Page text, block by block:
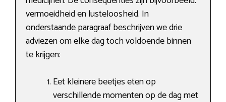
vermoeidheid en lusteloosheid. In
onderstaande paragraaf beschrijven we drie
adviezen om elke dag toch voldoende binnen
te krijgen:
Eet kleinere beetjes eten op
verschillende momenten op de dag met